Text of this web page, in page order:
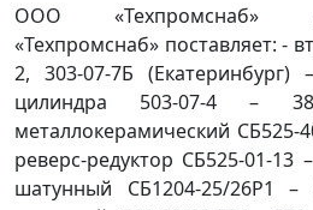
ООО «Техпромснаб»
«Техпромснаб» поставляет: -
2, 303-07-7Б
цилиндра 503-07-4 –
металлокерамический СБ525-
реверс-редуктор СБ525-01-
шатунный СБ1204-25/26Р1